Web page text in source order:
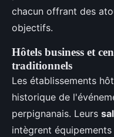
chacun offrant des
objectifs.
Hôtels business et
traditionnels
Les établissements
historique de
perpignanais. Leurs
intègrent